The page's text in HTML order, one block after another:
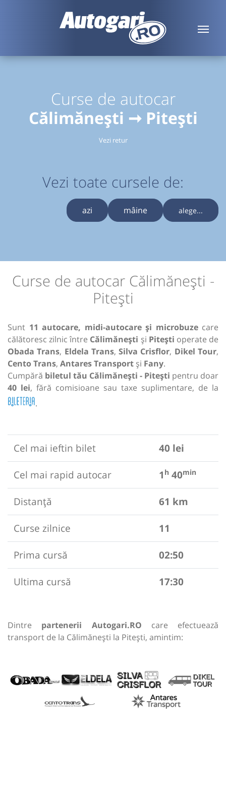
Curse de autocar
Călimănești ➞ Pitești
Vezi retur
Vezi toate cursele de:
azi mâine alege...
Curse de autocar Călimănești -
Pitești
Sunt 11 autocare, midi-autocare și microbuzecare
călătoresc zilnic între Călimănești și Pitești operate de
Obada Trans, Eldela Trans,Silva Crisflor, Dikel Tour,
Cento Trans, Antares Transport și Fany.
Cumpără biletul tău Călimănești - Pitești pentru doar
40 lei, fără comisioane sau taxe suplimentare, de la
.
Cel mai ieftin bilet
40 lei
Cel mai rapid autocar
1 h 40min
Distanță
61 km
Curse zilnice
11
Prima cursă
02:50
Ultima cursă
17:30
Dintre partenerii Autogari.RO care efectuează
transport de la Călimănești la Pitești, amintim: